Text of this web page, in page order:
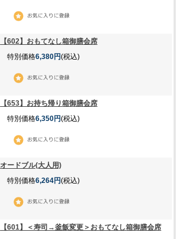
【602】おもてなし箱御膳会席
特別価格6,380円(税込)
【653】お持ち帰り箱御膳会席
特別価格6,350円(税込)
オードブル(大人用)
特別価格6,264円(税込)
【601】＜寿司→釜飯変更＞おもてなし箱御膳会席